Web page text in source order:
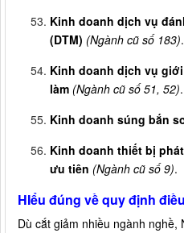
Kinh doanh dịch vụ
(DTM) (Ngành cũ số 183).
Kinh doanh dịch vụ
làm (Ngành cũ số 51, 52).
Kinh doanh súng bắn
Kinh doanh thiết bị
ưu tiên (Ngành cũ số 9).
HIểu đúng về quy định
Dù cắt giảm nhiều ngành